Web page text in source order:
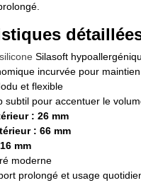
Silasoft
incurvée pour
et flexible
subtil pour accentuer le
: 26 mm
: 66 mm
mm
moderne
prolongé et usage